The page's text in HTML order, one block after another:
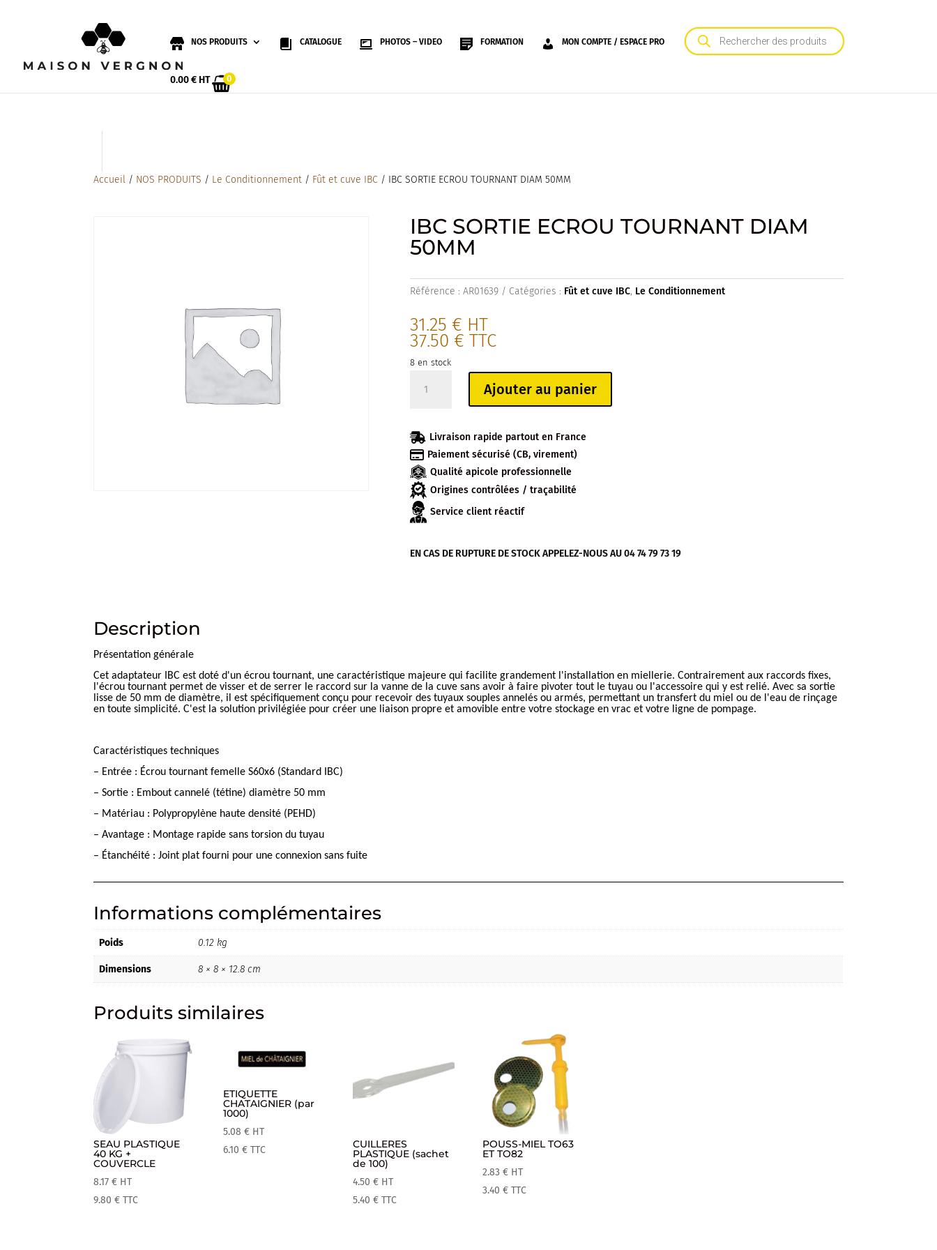
NOS PRODUITS CATALOGUE PHOTOS – VIDEO FORMATION MON COMPTE / ESPACE PRO
Recherche
de
produits
0.00€ HT 0
Accueil / NOS PRODUITS / Le Conditionnement / Fût et cuve IBC / IBC SORTIE ECROU TOURNANT DIAM 50MM
IBC SORTIE ECROU TOURNANT DIAM
50MM
Référence :AR01639 Catégories : Fût et cuve IBC, Le Conditionnement
31.25 € HT
37.50 € TTC
8 en stock
ECROU
TOURNANT
DIAM
50MM
Ajouter au panier
 Livraison rapide partout en France
 Paiement sécurisé (CB, virement)
Qualité apicole professionnelle
Origines contrôlées / traçabilité
Service client réactif
EN CAS DE RUPTURE DE STOCK APPELEZ-NOUS AU 04 74 79 73 19
Description
Présentation générale
Cet adaptateur IBC est doté d'un écrou tournant, une caractéristique majeure qui facilite grandement l'installation en miellerie. Contrairement aux raccords fixes,
l'écrou tournant permet de visser et de serrer le raccord sur la vanne de la cuve sans avoir à faire pivoter tout le tuyau ou l'accessoire qui y est relié. Avec sa sortie
lisse de 50 mm de diamètre, il est spécifiquement conçu pour recevoir des tuyaux souples annelés ou armés, permettant un transfert du miel ou de l'eau de rinçage
en toute simplicité. C'est la solution privilégiée pour créer une liaison propre et amovible entre votre stockage en vrac et votre ligne de pompage.
Caractéristiques techniques
– Entrée : Écrou tournant femelle S60x6 (Standard IBC)
– Sortie : Embout cannelé (tétine) diamètre 50 mm
– Matériau : Polypropylène haute densité (PEHD)
– Avantage : Montage rapide sans torsion du tuyau
– Étanchéité : Joint plat fourni pour une connexion sans fuite
Informations complémentaires
Poids 0.12 kg
Dimensions 8 × 8 × 12.8 cm
Produits similaires
SEAU PLASTIQUE
40 KG +
COUVERCLE
8.17€ HT
9.80€ TTC
ETIQUETTE
CHATAIGNIER (par
1000)
5.08€ HT
6.10€ TTC CUILLERES
PLASTIQUE (sachet
de 100)
4.50€ HT
5.40€ TTC
POUSS-MIEL TO63
ET TO82
2.83€ HT
3.40€ TTC